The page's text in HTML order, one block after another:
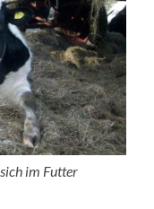
im Futter